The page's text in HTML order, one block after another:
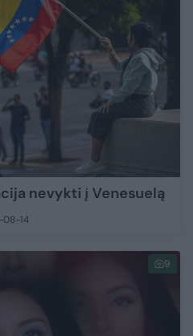
nevykti į Venesuelą
14
9